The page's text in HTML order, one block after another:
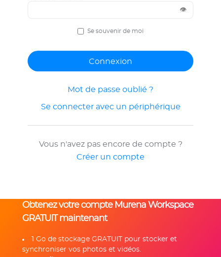
Obtenez votre compte Murena Workspace
GRATUIT maintenant
1 Go de stockage GRATUIT pour stocker et
synchroniser vos photos et vidéos.
👁
Se souvenir de moi
Mot de passe oublié ?
Se connecter avec un périphérique
Vous n'avez pas encore de compte ?
Créer un compte